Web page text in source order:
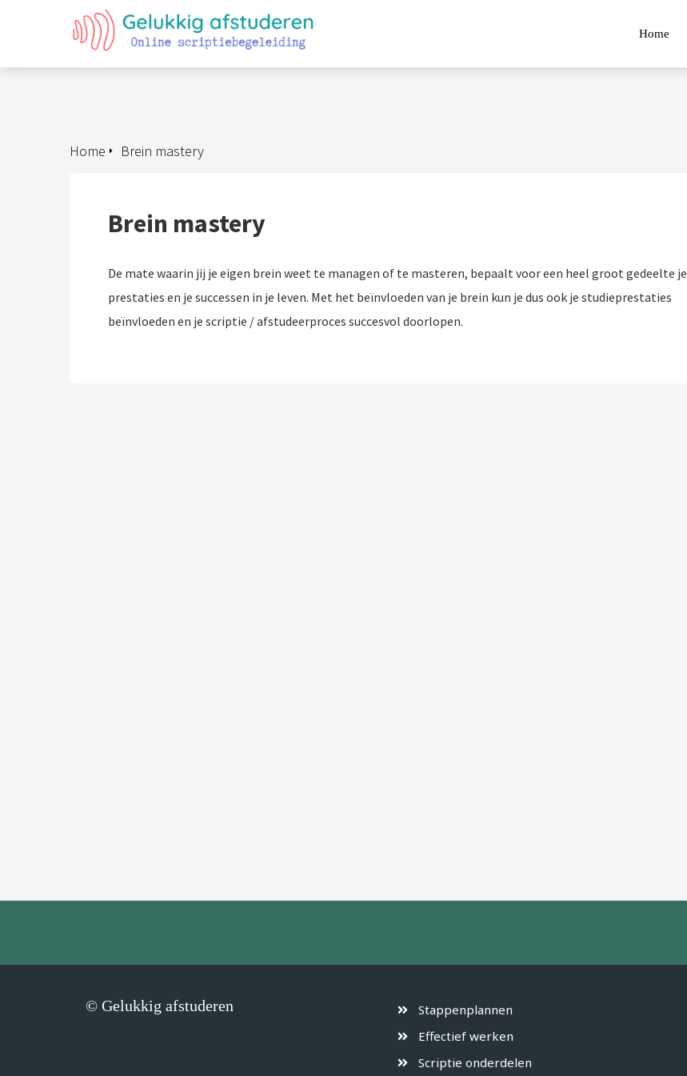
Home
Brein mastery
Home
Brein mastery
De mate waarin jij je eigen brein weet te managen of te masteren, bepaalt voor een heel groot gedeelte je
prestaties en je successen in je leven. Met het beïnvloeden van je brein kun je dus ook je studieprestaties
beïnvloeden en je scriptie / afstudeerproces succesvol doorlopen.
© Gelukkig afstuderen
Stappenplannen
Effectief werken
Scriptie onderdelen